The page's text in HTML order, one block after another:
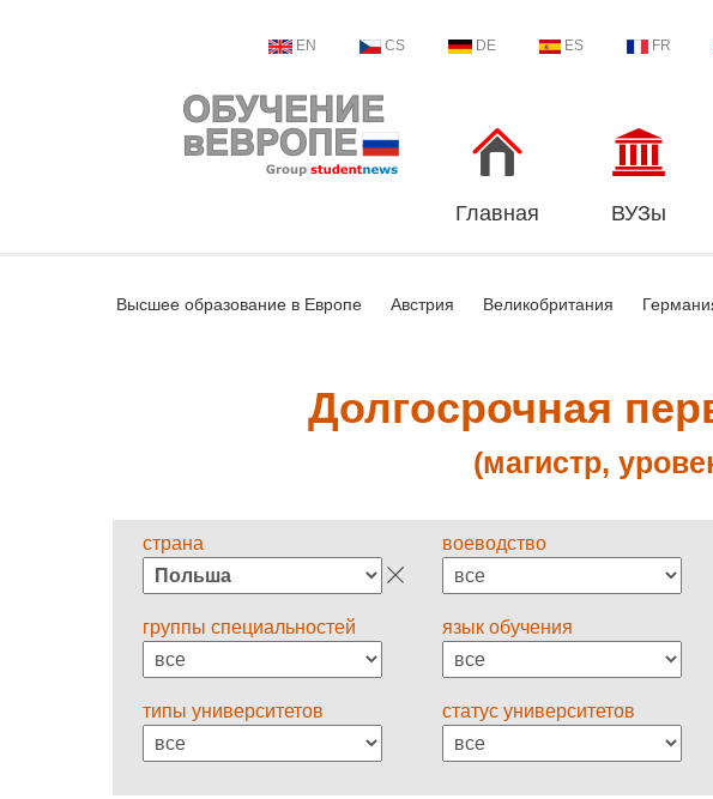
EN CS DE ES FR
Главная ВУЗы
Высшее образование в Европе Австрия Великобритания
Долгосрочная
(магистр,
страна воеводство
группы специальностей язык обучения
типы университетов статус университетов